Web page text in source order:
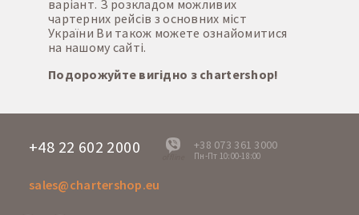
варіант. З розкладом можливих
чартерних рейсів з основних міст
України Ви також можете ознайомитися
на нашому сайті.
Подорожуйте вигідно з chartershop!
+48 22 602 2000
offline
+38 073 361 3000
Пн-Пт 10:00-18:00
sales@chartershop.eu